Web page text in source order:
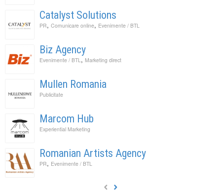
Catalyst Solutions
PR, Comunicare online, Evenimente / BTL
Biz Agency
Evenimente / BTL , Marketing direct
Mullen Romania
Publicitate
Marcom Hub
Experiential Marketing
Romanian Artists Agency
PR, Evenimente / BTL